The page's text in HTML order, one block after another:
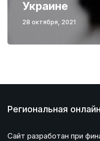
Украине
28 октября, 2021
Региональная
Сайт разработан при